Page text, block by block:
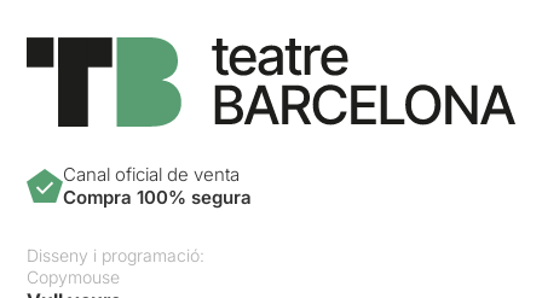
Canal oficial de venta
Compra 100% segura
Disseny i programació:
Copymouse